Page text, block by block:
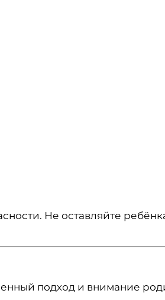
Не оставляйте
подход и внимание